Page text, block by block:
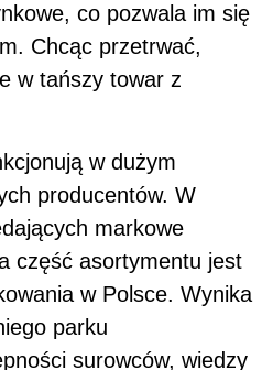
co pozwala im się
Chcąc przetrwać,
w tańszy towar z
w dużym
producentów. W
markowe
część asortymentu jest
w Polsce. Wynika
parku
surowców, wiedzy